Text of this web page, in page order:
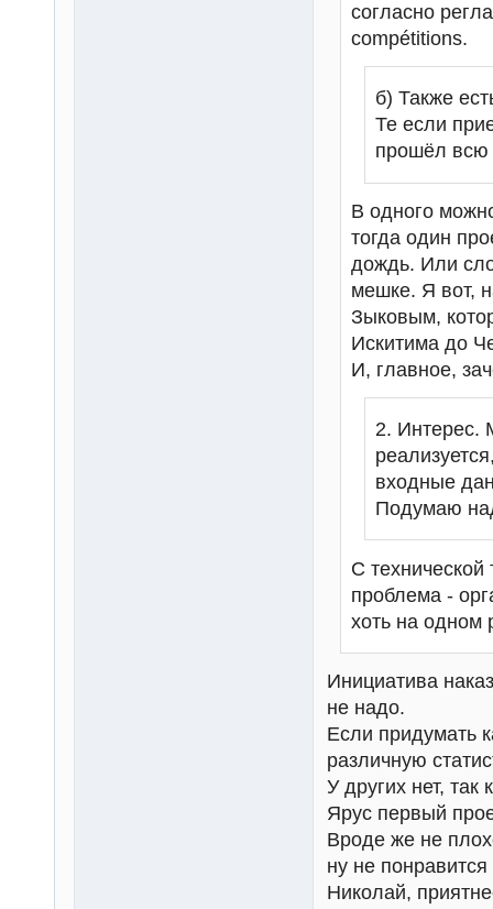
согласно
compétitions.
б) Также
Те если
прошёл всю
В одного
тогда один
дождь. Или
мешке. Я вот,
Зыковым,
Искитима до
И, главное,
2. Интерес.
входные
Подумаю
С технической
проблема -
хоть на одном
Инициатива
не надо.
Если придумать
различную
У других нет, так
Ярус первый
Вроде же не
ну не
Николай,